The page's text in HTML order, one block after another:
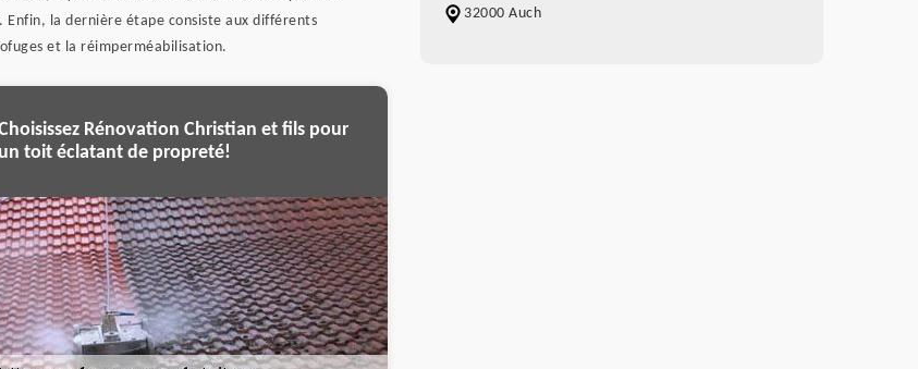
Enfin, la dernière étape consiste aux différents
et la réimperméabilisation.
Rénovation Christian et fils pour
un toit éclatant de propreté!
32000 Auch